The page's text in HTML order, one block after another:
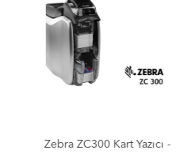
Zebra ZC300 Kart Yazıcı -